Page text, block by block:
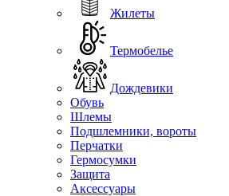
Жилеты
Термобелье
Дождевики
Обувь
Шлемы
Подшлемники, вороты
Перчатки
Гермосумки
Защита
Аксессуары